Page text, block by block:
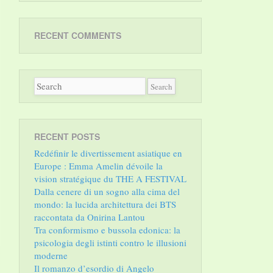
RECENT COMMENTS
RECENT POSTS
Redéfinir le divertissement asiatique en
Europe : Emma Amelin dévoile la
vision stratégique du THE A FESTIVAL
Dalla cenere di un sogno alla cima del
mondo: la lucida architettura dei BTS
raccontata da Onirina Lantou
Tra conformismo e bussola edonica: la
psicologia degli istinti contro le illusioni
moderne
Il romanzo d’esordio di Angelo